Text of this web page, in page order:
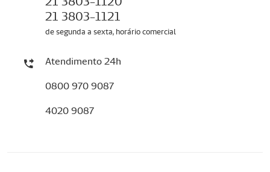
21 3803-1121
de segunda a sexta, horário comercial
Atendimento 24h
0800 970 9087
4020 9087